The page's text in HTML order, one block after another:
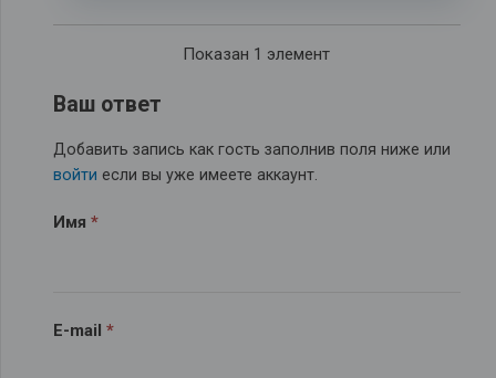
Показан 1 элемент
Ваш ответ
Добавить запись как гость заполнив поля ниже или
войти если вы уже имеете аккаунт.
Имя *
E-mail *